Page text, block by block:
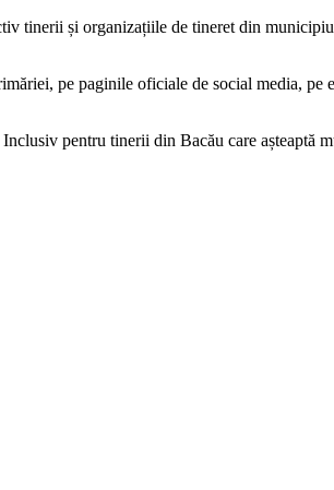
tinerii și organizațiile de tineret din
pe paginile oficiale de social media,
pentru tinerii din Bacău care așteaptă